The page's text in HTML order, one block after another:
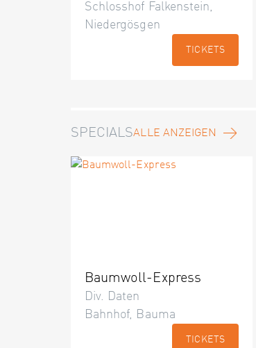
Schlosshof Falkenstein,
Niedergösgen
TICKETS
SPECIALSALLE ANZEIGEN
Baumwoll-Express
Div. Daten
Bahnhof, Bauma
TICKETS